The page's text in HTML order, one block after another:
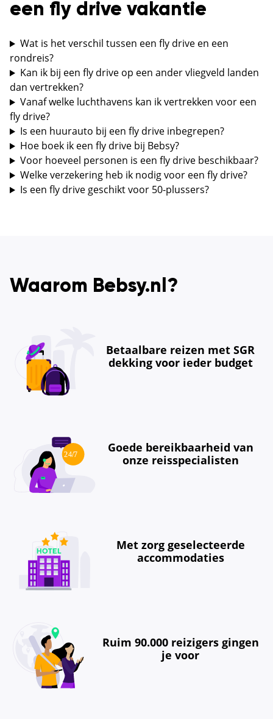
een fly drive vakantie
Wat is het verschil tussen een fly drive en een
rondreis?
Kan ik bij een fly drive op een ander vliegveld landen
dan vertrekken?
Vanaf welke luchthavens kan ik vertrekken voor een
fly drive?
Is een huurauto bij een fly drive inbegrepen?
Hoe boek ik een fly drive bij Bebsy?
Voor hoeveel personen is een fly drive beschikbaar?
Welke verzekering heb ik nodig voor een fly drive?
Is een fly drive geschikt voor 50-plussers?
Waarom Bebsy.nl?
Betaalbare reizen met SGR
dekking voor ieder budget
Goede bereikbaarheid van
onze reisspecialisten
Met zorg geselecteerde
accommodaties
Ruim 90.000 reizigers gingen
je voor